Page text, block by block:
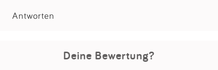
Impressum
Antworten
Deine Bewertung?